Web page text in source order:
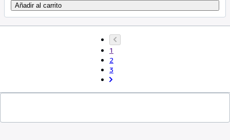
Añadir al carrito
1
2
3